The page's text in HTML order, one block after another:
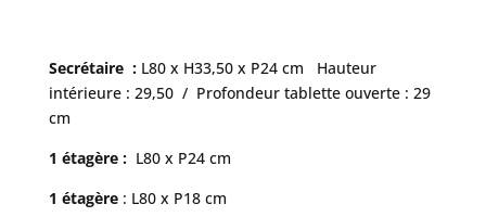
Secrétaire : L80 x H33,50 x P24 cm Hauteur
intérieure : 29,50 / Profondeur tablette ouverte : 29
cm
1 étagère : L80 x P24 cm
1 étagère: L80 x P18 cm